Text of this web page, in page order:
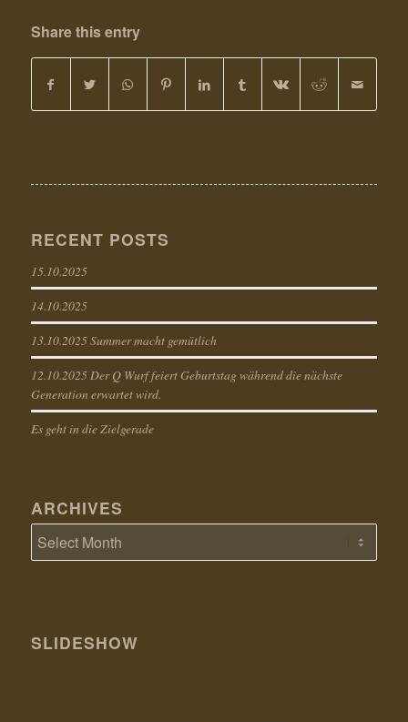
Share this entry
RECENT POSTS
15.10.2025
14.10.2025
13.10.2025 Summer macht gemütlich
12.10.2025 Der Q Wurf feiert Geburtstag während die nächste
Generation erwartet wird.
Es geht in die Zielgerade
ARCHIVES
SLIDESHOW